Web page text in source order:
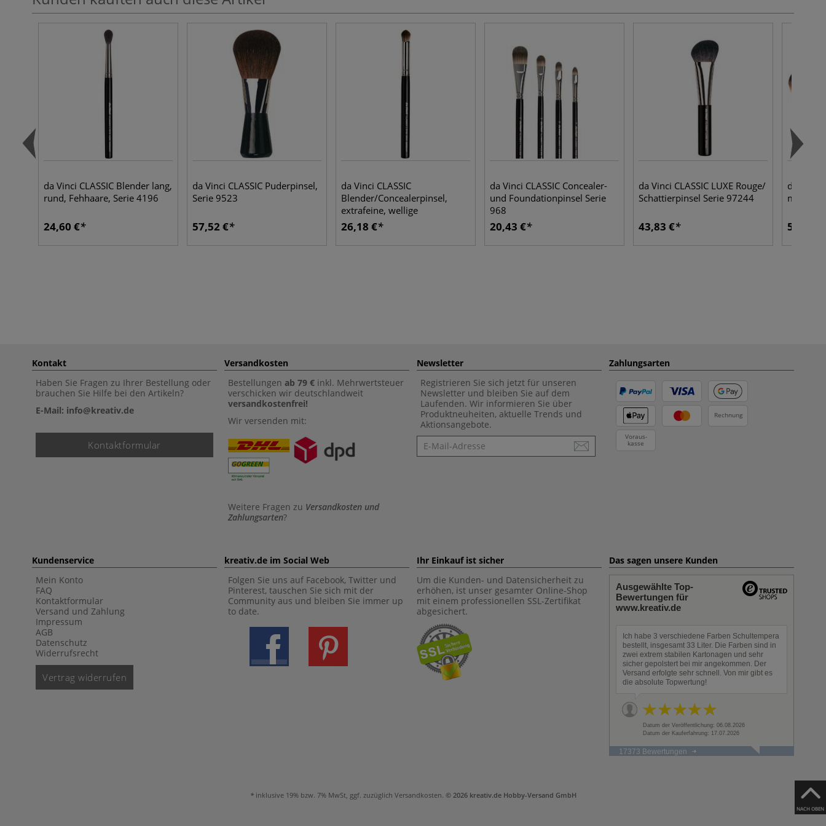
NACH OBEN
da Vinci CLASSIC Blender lang,
rund, Fehhaare, Serie 4196
24,60 €
da Vinci CLASSIC Puderpinsel,
Serie 9523
57,52 €
da Vinci CLASSIC
Blender/Concealerpinsel,
extrafeine, wellige
Kunstfasern, Serie 4544
26,18 €
da Vinci CLASSIC Concealer-
und Foundationpinsel Serie
968
20,43 €
da Vinci CLASSIC LUXE Rouge/
Schattierpinsel Serie 97244
43,83 €
da Vinci
mit
51,95 €
Kontakt
Haben Sie Fragen zu Ihrer Bestellung oder
brauchen Sie Hilfe bei den Artikeln?
E-Mail: info@kreativ.de
Kontaktformular
Versandkosten
Bestellungen ab 79 € inkl. Mehrwertsteuer
verschicken wir deutschlandweit
versandkostenfrei!
Wir versenden mit:
Weitere Fragen zu Versandkosten und
Zahlungsarten?
Newsletter
Registrieren Sie sich jetzt für unseren
Newsletter und bleiben Sie auf dem
Laufenden. Wir informieren Sie über
Produktneuheiten, aktuelle Trends und
Aktionsangebote.
Newsletter
Zahlungsarten
Rechnung
Voraus-
kasse
Kundenservice
Mein Konto
FAQ
Kontaktformular
Versand und Zahlung
Impressum
AGB
Datenschutz
Widerrufsrecht
Vertrag widerrufen
kreativ.de im Social Web
Folgen Sie uns auf Facebook, Twitter und
Pinterest, tauschen Sie sich mit der
Community aus und bleiben Sie immer up
to date.
Ihr Einkauf ist sicher
Um die Kunden- und Datensicherheit zu
erhöhen, ist unser gesamter Online-Shop
mit einem professionellen SSL-Zertifikat
abgesichert.
Das sagen unsere Kunden
Ausgewählte Top-
Bewertungen für
www.kreativ.de
Ich habe 3 verschiedene Farben Schultempera
bestellt, insgesamt 33 Liter. Die Farben sind in
zwei extrem stabilen Kartonagen und sehr
sicher gepolstert bei mir angekommen. Der
Versand erfolgte sehr schnell. Von mir gibt es
die absolute Topwertung!
Datum der Veröffentlichung: 06.08.2026
Datum der Kauferfahrung: 17.07.2026
17373 Bewertungen
inklusive 19% bzw. 7% MwSt, ggf. zuzüglich Versandkosten. © 2026 kreativ.de Hobby-Versand GmbH